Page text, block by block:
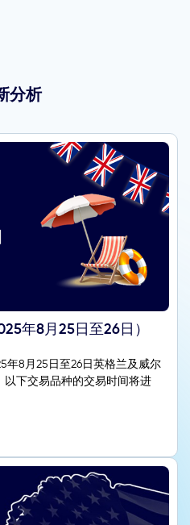
分析
年8月25日至26日）
年8月25日至26日英格兰及威尔
下交易品种的交易时间将进